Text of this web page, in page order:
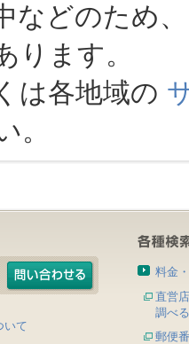
などのため
ります。
は各地域の
。
いて
料金
直営
調べる
郵便